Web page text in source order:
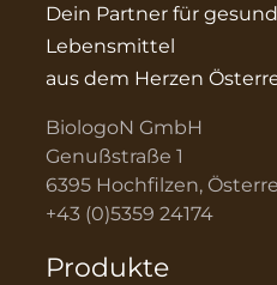
Dein Partner für
Lebensmittel
aus dem Herzen
BiologoN GmbH
Genußstraße 1
6395 Hochfilzen,
+43 (0)5359 24174
Produkte